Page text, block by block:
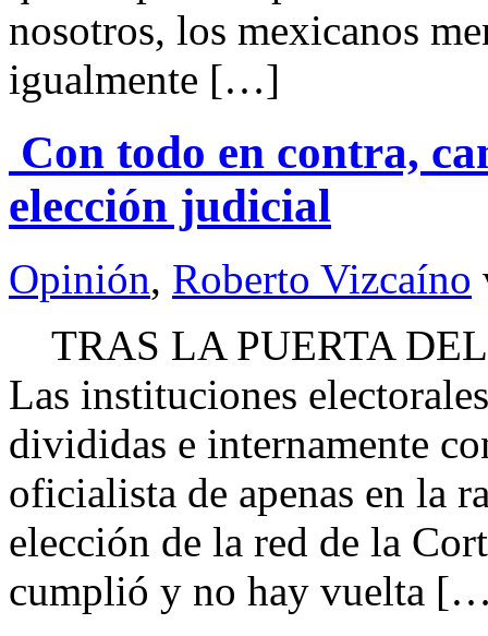
nosotros, los mexicanos
igualmente […]
Con todo en contra,
elección judicial
Opinión, Roberto Vizcaíno
TRAS LA PUERTA
Las instituciones
divididas e internamente
oficialista de apenas en la
elección de la red de la
cumplió y no hay vuelta